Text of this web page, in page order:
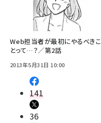
Web担当者が最初にやるべきこ
とって…？／第2話
2013年5月31日 10:00
141
36